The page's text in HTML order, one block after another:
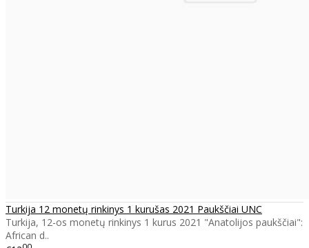
Turkija 12 monetų rinkinys 1 kurušas 2021 Paukščiai UNC
Turkija, 12-os monetų rinkinys 1 kurus 2021 "Anatolijos paukščiai":
African d..